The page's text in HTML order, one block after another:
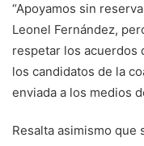
“Apoyamos sin
Leonel Fernández,
respetar los acuerdos
los candidatos de la
enviada a los medios
Resalta asimismo que